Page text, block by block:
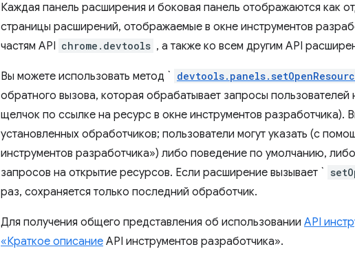
Каждая панель расширения и боковая панель отображаются как
страницы расширений, отображаемые в окне инструментов
частям API chrome.devtools , а также ко всем другим API
Вы можете использовать метод `
обратного вызова, которая обрабатывает запросы
щелчок по ссылке на ресурс в окне инструментов разработчика).
установленных обработчиков; пользователи могут указать (с
инструментов разработчика») либо поведение по умолчанию,
запросов на открытие ресурсов. Если расширение вызывает `
раз, сохраняется только последний обработчик.
Для получения общего представления об использовании API
«Краткое описание API инструментов разработчика».